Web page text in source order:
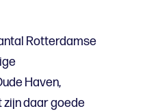
Rotterdamse
Haven,
zijn daar goede